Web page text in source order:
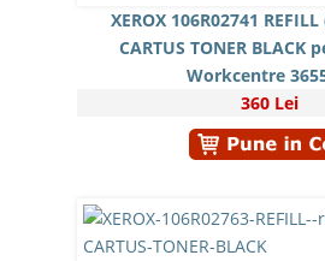
XEROX 106R02741
CARTUS TONER BLACK
Workcentre
360 Lei